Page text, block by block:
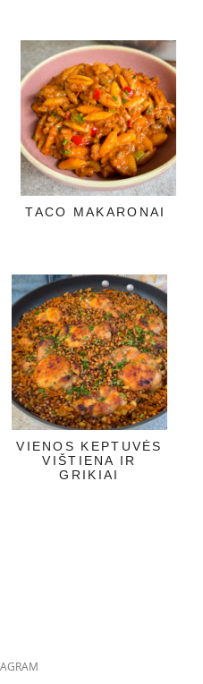
TACO MAKARONAI
VIENOS KEPTUVĖS
VIŠTIENA IR
GRIKIAI